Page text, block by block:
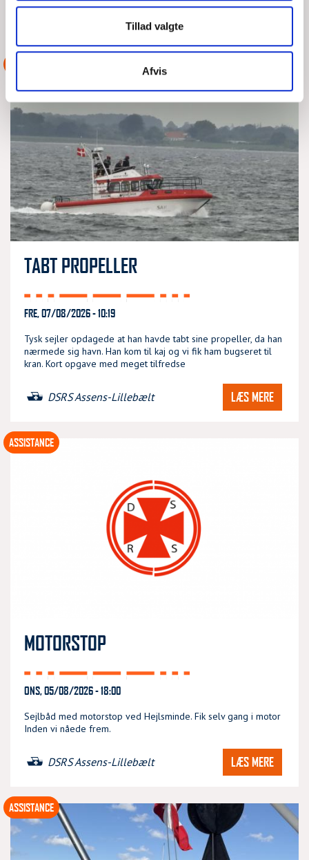
Tillad valgte
Afvis
DSRS Assens-Lillebælt
TABT PROPELLER
FRE, 07/08/2026 - 10:19
Tysk sejler opdagede at han havde tabt sine propeller, da han
nærmede sig havn. Han kom til kaj og vi fik ham bugseret til
kran. Kort opgave med meget tilfredse
DSRS Assens-Lillebælt LÆS MERE
MOTORSTOP
ONS, 05/08/2026 - 18:00
Sejlbåd med motorstop ved Hejlsminde. Fik selv gang i motor
Inden vi nåede frem.
DSRS Assens-Lillebælt LÆS MERE
ASSISTANCE
ASSISTANCE